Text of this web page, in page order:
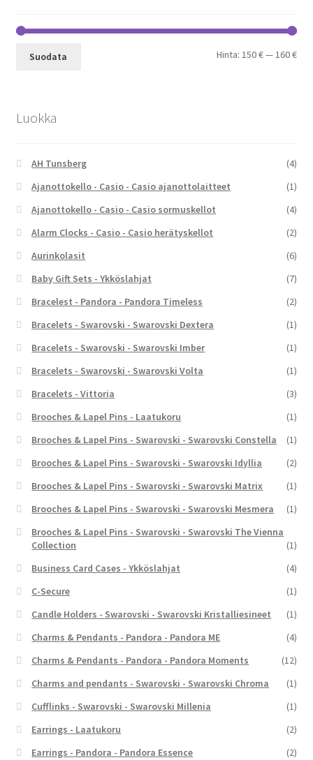
Suodata Hinta:150 €—160 €
Luokka
AH Tunsberg
(4)
Ajanottokello - Casio - Casio ajanottolaitteet
(1)
Ajanottokello - Casio - Casio sormuskellot
(4)
Alarm Clocks - Casio - Casio herätyskellot
(2)
Aurinkolasit
(6)
Baby Gift Sets - Ykköslahjat
(7)
Bracelest - Pandora - Pandora Timeless
(2)
Bracelets - Swarovski - Swarovski Dextera
(1)
Bracelets - Swarovski - Swarovski Imber
(1)
Bracelets - Swarovski - Swarovski Volta
(1)
Bracelets - Vittoria
(3)
Brooches & Lapel Pins - Laatukoru
(1)
Brooches & Lapel Pins - Swarovski - Swarovski Constella
(1)
Brooches & Lapel Pins - Swarovski - Swarovski Idyllia
(2)
Brooches & Lapel Pins - Swarovski - Swarovski Matrix
(1)
Brooches & Lapel Pins - Swarovski - Swarovski Mesmera
(1)
Brooches & Lapel Pins - Swarovski - Swarovski The Vienna
Collection
(1)
Business Card Cases - Ykköslahjat
(4)
C-Secure
(1)
Candle Holders - Swarovski - Swarovski Kristalliesineet
(1)
Charms & Pendants - Pandora - Pandora ME
(4)
Charms & Pendants - Pandora - Pandora Moments
(12)
Charms and pendants - Swarovski - Swarovski Chroma
(1)
Cufflinks - Swarovski - Swarovski Millenia
(1)
Earrings - Laatukoru
(2)
Earrings - Pandora - Pandora Essence
(2)